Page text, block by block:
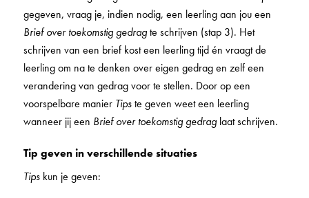
gegeven, vraag je, indien nodig, een leerling aan jou een
Brief over toekomstig gedragte schrijven (stap 3). Het
schrijven van een brief kost een leerling tijd én vraagt de
leerling om na te denken over eigen gedrag en zelf een
verandering van gedrag voor te stellen. Door op een
voorspelbare manier Tipste geven weet een leerling
wanneer jij een Brief over toekomstig gedraglaat schrijven.
Tip geven in verschillende situaties
Tipskun je geven: